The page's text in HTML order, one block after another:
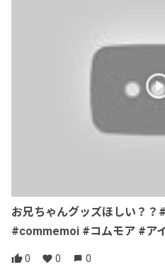
お兄ちゃんグッズほしい？？
#commemoi #コムモア #ア
0 0 0